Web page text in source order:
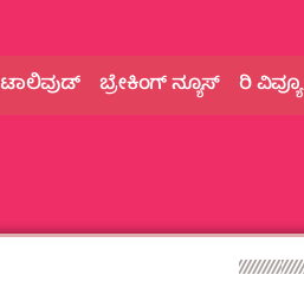
ಟಾಲಿವುಡ್ ಬ್ರೇಕಿಂಗ್‌ ನ್ಯೂಸ್ ರಿ ವಿವ್ಯೂ